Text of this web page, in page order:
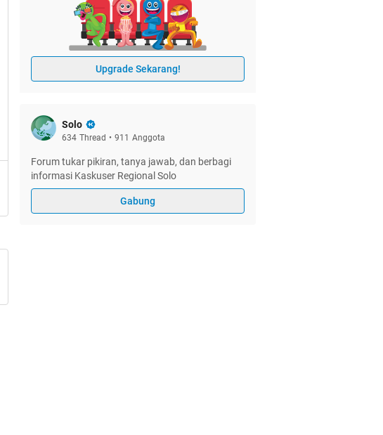
Upgrade Sekarang!
Solo
634 Thread • 911 Anggota
Forum tukar pikiran, tanya jawab, dan berbagi
informasi Kaskuser Regional Solo
Gabung